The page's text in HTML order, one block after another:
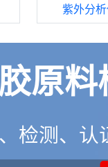
紫外分
原料
检测、认